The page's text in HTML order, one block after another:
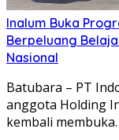
Inalum Buka
Berpeluang
Nasional
Batubara – PT
anggota Holding
kembali